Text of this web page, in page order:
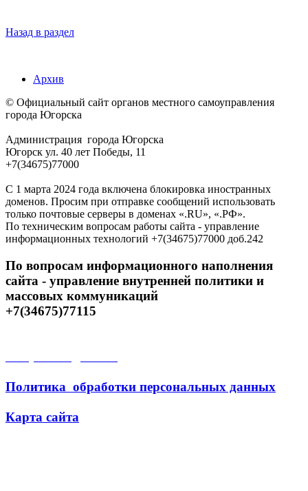
Назад в раздел
Архив
© Официальный сайт органов местного самоуправления
города Югорска
Администрация города Югорска
Югорск ул. 40 лет Победы, 11
+7(34675)77000
С 1 марта 2024 года включена блокировка иностранных
доменов. Просим при отправке сообщений использовать
только почтовые серверы в доменах «.RU», «.РФ».
По техническим вопросам работы сайта - управление
информационных технологий +7(34675)77000 доб.242
По вопросам информационного наполнения
сайта - управление внутренней политики и
массовых коммуникаций
+7(34675)77115
Политика обработки персональных данных
Карта сайта